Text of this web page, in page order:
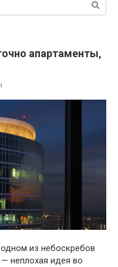
апартаменты,
из небоскребов
неплохая идея во